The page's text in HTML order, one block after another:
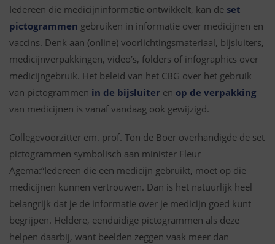
Iedereen die medicijninformatie ontwikkelt, kan de set
pictogrammen gebruiken in informatie over medicijnen en
vaccins. Denk aan (online) voorlichtingsmateriaal, bijsluiters,
medicijnverpakkingen, video’s, folders of infographics over
medicijngebruik. Het beleid van het CBG over het gebruik
van pictogrammen in de bijsluiter en op de verpakking
van medicijnen is vanaf vandaag ook gewijzigd.
Collegevoorzitter em. prof. Ton de Boer overhandigde de set
pictogrammen symbolisch aan minister Fleur
Agema:“Iedereen die een medicijn gebruikt, moet op die
medicijnen kunnen vertrouwen. Dan is het natuurlijk heel
belangrijk dat je de informatie over je medicijn goed kunt
begrijpen. Heldere, eenduidige pictogrammen als deze
helpen daarbij, want beelden zeggen vaak meer dan